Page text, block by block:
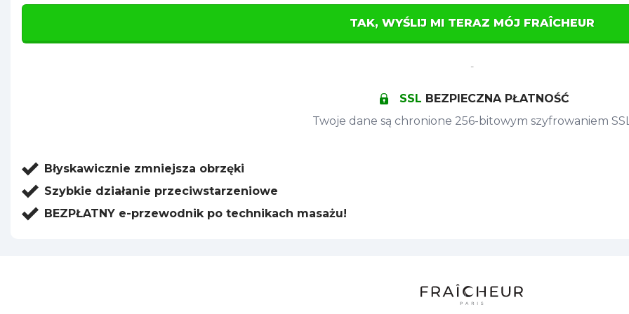
TAK, WYŚLIJ MI TERAZ MÓJ FRAÎCHEUR
-
SSL BEZPIECZNA PŁATNOŚĆ
Twoje dane są chronione 256-bitowym szyfrowaniem
Błyskawicznie zmniejsza obrzęki
Szybkie działanie przeciwstarzeniowe
BEZPŁATNY e-przewodnik po technikach masażu!